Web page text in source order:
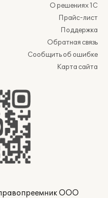
О решениях 1С
Прайс-лист
Поддержка
Обратная связь
Сообщить об ошибке
Карта сайта
ООО